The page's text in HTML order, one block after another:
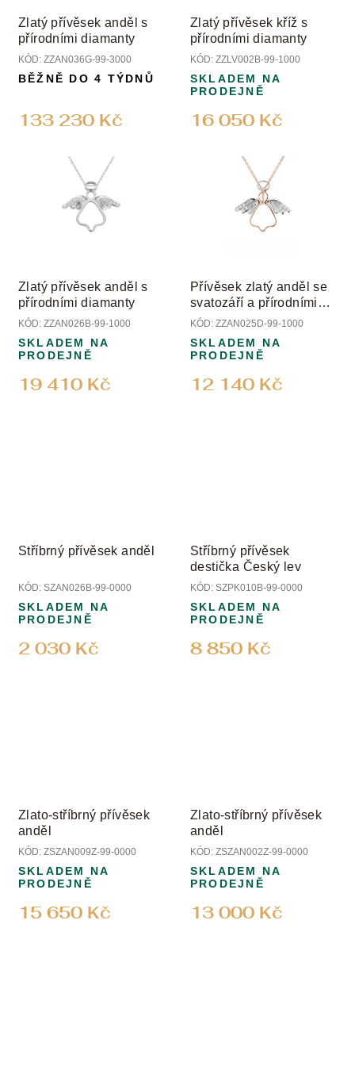
o
d
u
k
ů
Zlatý přívěsek anděl s
přírodními diamanty
KÓD: ZZAN036G-99-3000
133 230 Kč
BĚŽNĚ DO 4 TÝDNŮ
Zlatý přívěsek kříž s
přírodními diamanty
KÓD: ZZLV002B-99-1000
16 050 Kč
SKLADEM NA
PRODEJNĚ
Zlatý přívěsek anděl s
přírodními diamanty
KÓD: ZZAN026B-99-1000
19 410 Kč
SKLADEM NA
PRODEJNĚ
Přívěsek zlatý anděl se
svatozáří a přírodními
diamanty
KÓD: ZZAN025D-99-1000
12 140 Kč
SKLADEM NA
PRODEJNĚ
Stříbrný přívěsek anděl
KÓD: SZAN026B-99-0000
2 030 Kč
SKLADEM NA
PRODEJNĚ
Stříbrný přívěsek
destička Český lev
KÓD: SZPK010B-99-0000
8 850 Kč
SKLADEM NA
PRODEJNĚ
Zlato-stříbrný přívěsek
anděl
KÓD: ZSZAN009Z-99-0000
15 650 Kč
SKLADEM NA
PRODEJNĚ
Zlato-stříbrný přívěsek
anděl
KÓD: ZSZAN002Z-99-0000
13 000 Kč
SKLADEM NA
PRODEJNĚ